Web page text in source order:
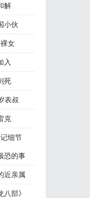
解
小伙
女
入
死
表叔
克
细节
恐的事
近亲属
八部》